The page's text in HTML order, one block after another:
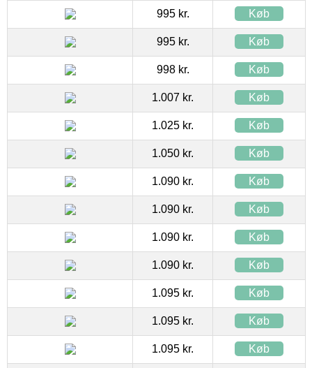
995 kr. Køb
995 kr. Køb
998 kr. Køb
1.007 kr. Køb
1.025 kr. Køb
1.050 kr. Køb
1.090 kr. Køb
1.090 kr. Køb
1.090 kr. Køb
1.090 kr. Køb
1.095 kr. Køb
1.095 kr. Køb
1.095 kr. Køb